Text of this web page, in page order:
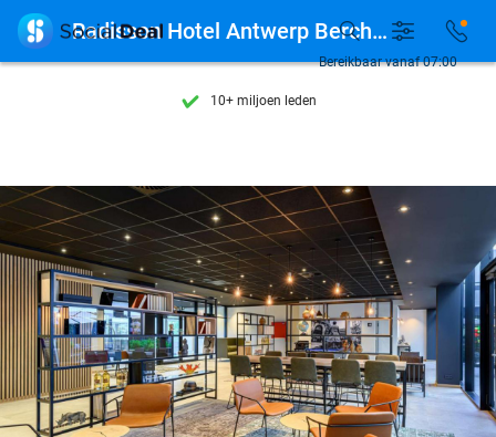
7 dagen per week beschikbaar
10+ miljoen leden
7 dagen per week beschikbaar
10+ miljoen leden
Bereikbaar vanaf 07:00
 Radisson Hotel Antwerp Berchem